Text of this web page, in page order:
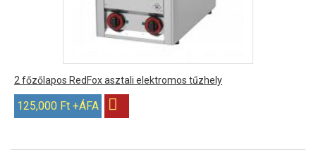
2 főzőlapos RedFox asztali elektromos tűzhely
125,000 Ft +ÁFA